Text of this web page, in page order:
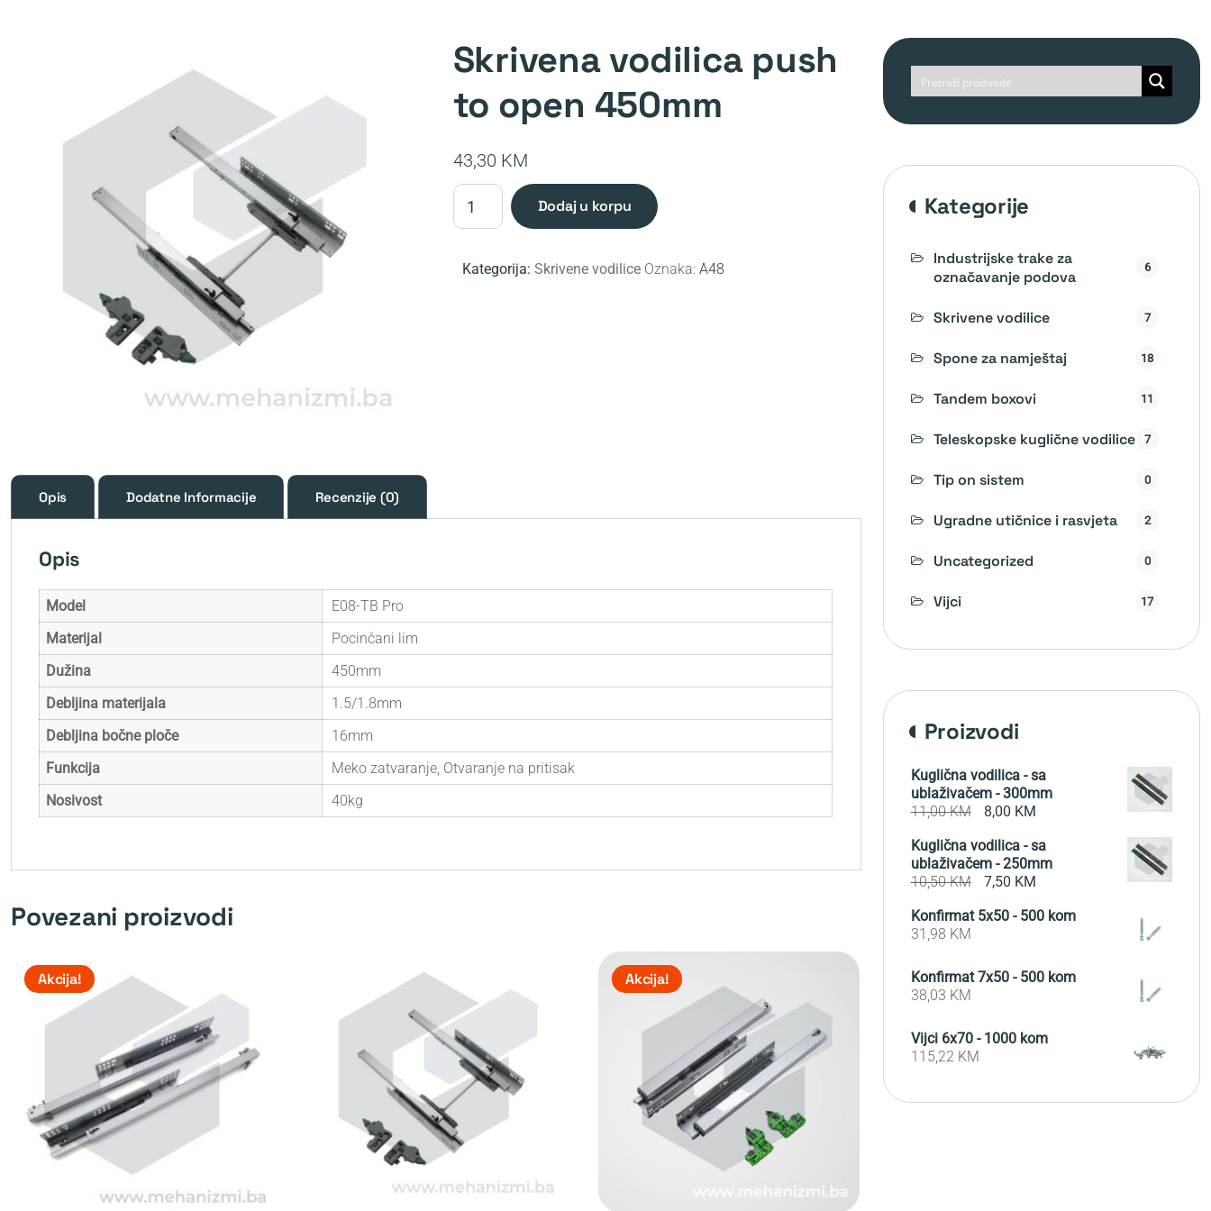
skrivena vodilica push
to open 450mm
43,30 KM
Skrivena
vodilica
to
dodaj u korpu
Kategorija: Skrivene vodilice Oznaka: A48
Opis Dodatne Informacije Recenzije (0)
Opis
Model
E08-TB Pro
Materijal
Pocinčani lim
Dužina
450mm
Debljina materijala
1.5/1.8mm
Debljina bočne ploče
16mm
Funkcija
Meko zatvaranje, Otvaranje na pritisak
Nosivost
40kg
Povezani proizvodi
Akcija! Akcija!
kategorije
Industrijske trake za
označavanje podova
6
Skrivene vodilice 7
Spone za namještaj 18
Tandem boxovi 11
Teleskopske kuglične vodilice 7
Tip on sistem 0
Ugradne utičnice i rasvjeta 2
Uncategorized 0
Vijci 17
proizvodi
Kuglična vodilica - sa
ublaživačem - 300mm
11,00KM
Original
was:
11,00 KM.
8,00 KMCurrent
is:
8,00 KM.
Kuglična vodilica - sa
ublaživačem - 250mm
10,50KM
Original
was:
7,50 KMCurrent
is:
Konfirmat 5x50 - 500 kom
31,98 KM
Konfirmat 7x50 - 500 kom
38,03 KM
Vijci 6x70 - 1000 kom
115,22 KM